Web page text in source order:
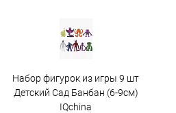
Набор фигурок из игры 9 шт
Детский Сад Банбан (6-9см)
IQchina